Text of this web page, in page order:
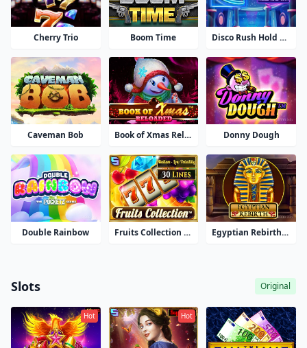
Cherry Trio Boom Time Disco Rush Hold And Win
Caveman Bob Book of Xmas Reloaded Donny Dough
Double Rainbow Fruits Collection 30 Lines Egyptian Rebirth II
Slots Original
Hot Hot